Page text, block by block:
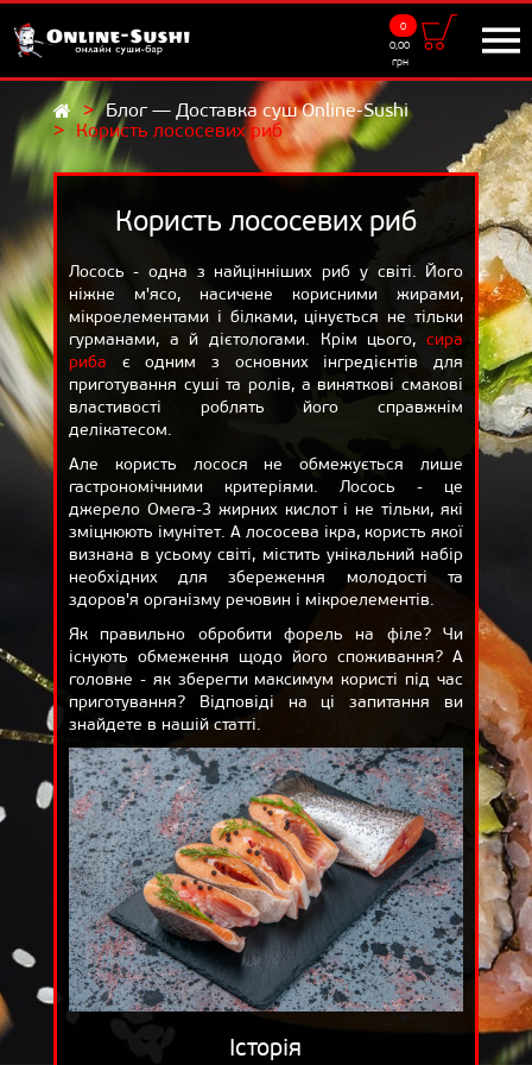
0
0,00
грн
Блог — Доставка суш Online-Sushi
Користь лососевих риб
Користь лососевих риб
Лосось - одна з найцінніших риб у світі. Його
ніжне м'ясо, насичене корисними жирами,
мікроелементами і білками, цінується не тільки
гурманами, а й дієтологами. Крім цього,сира
риба є одним з основних інгредієнтів для
приготування суші та ролів, а виняткові смакові
властивості роблять його справжнім
делікатесом.
Але користь лосося не обмежується лише
гастрономічними критеріями. Лосось - це
джерело Омега-3 жирних кислот і не тільки, які
зміцнюють імунітет. А лососева ікра, користь якої
визнана в усьому світі, містить унікальний набір
необхідних для збереження молодості та
здоров'я організму речовин і мікроелементів.
Як правильно обробити форель на філе? Чи
існують обмеження щодо його споживання? А
головне - як зберегти максимум користі під час
приготування? Відповіді на ці запитання ви
знайдете в нашій статті.
Історія
Доставка
9:00 - 22:00
UKR
МЕНЮ
Суші-сети
Суші
Салати
Додатки
САМОВИВІЗ
АКЦІЇ
ВІДГУКИ
ДОСТАВКА
КОШИК
ПРО НАС